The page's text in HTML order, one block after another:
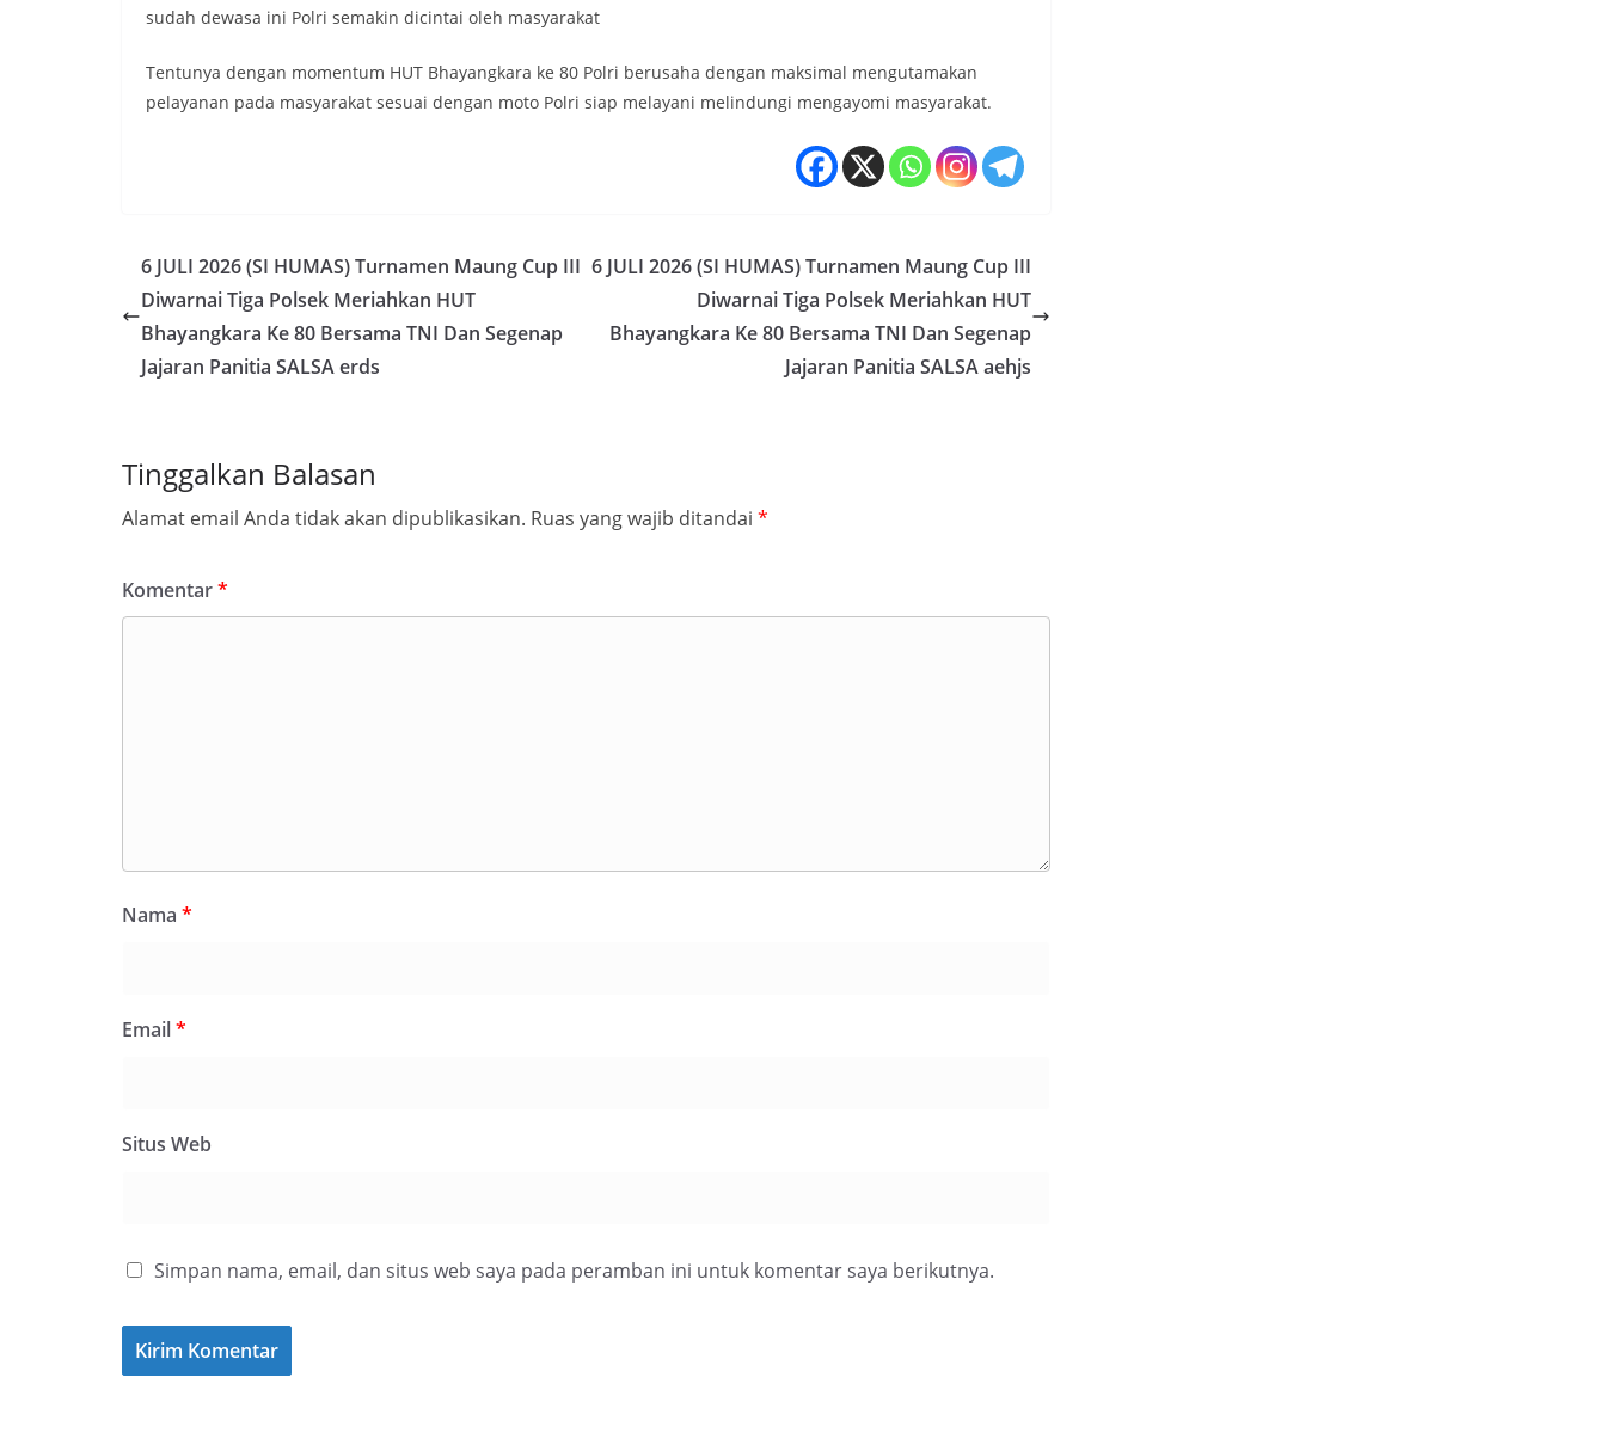
sudah dewasa ini Polri semakin dicintai oleh masyarakat
Tentunya dengan momentum HUT Bhayangkara ke 80 Polri berusaha dengan maksimal mengutamakan
pelayanan pada masyarakat sesuai dengan moto Polri siap melayani melindungi mengayomi masyarakat.
6 JULI 2026 (SI HUMAS) Turnamen Maung Cup III
Diwarnai Tiga Polsek Meriahkan HUT
Bhayangkara Ke 80 Bersama TNI Dan Segenap
Jajaran Panitia SALSA erds
6 JULI 2026 (SI HUMAS) Turnamen Maung Cup III
Diwarnai Tiga Polsek Meriahkan HUT
Bhayangkara Ke 80 Bersama TNI Dan Segenap
Jajaran Panitia SALSA aehjs
Tinggalkan Balasan
Alamat email Anda tidak akan dipublikasikan. Ruas yang wajib ditandai *
Komentar*
Nama *
Email*
Situs Web
Simpan nama, email, dan situs web saya pada peramban ini untuk komentar saya berikutnya.